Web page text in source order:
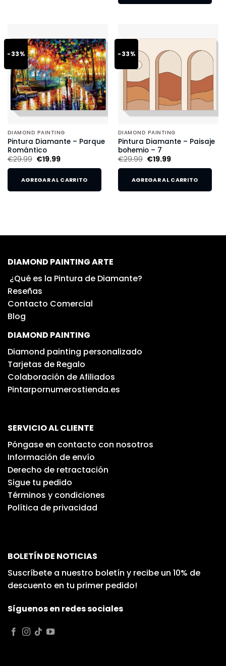
-33%
DIAMOND PAINTING
Pintura Diamante – Parque
Romántico
€29.99 €19.99
AGREGAR AL CARRITO
-33%
DIAMOND PAINTING
Pintura Diamante – Paisaje
bohemio – 7
€29.99 €19.99
AGREGAR AL CARRITO
DIAMOND PAINTING ARTE
¿Qué es la Pintura de Diamante?
Reseñas
Contacto Comercial
Blog
DIAMOND PAINTING
Diamond painting personalizado
Tarjetas de Regalo
Colaboración de Afiliados
Pintarpornumerostienda.es
SERVICIO AL CLIENTE
Póngase en contacto con nosotros
Información de envío
Derecho de retractación
Sigue tu pedido
Términos y condiciones
Política de privacidad
BOLETÍN DE NOTICIAS
Suscríbete a nuestro boletín y recibe un 10% de
descuento en tu primer pedido!
Síguenos en redes sociales